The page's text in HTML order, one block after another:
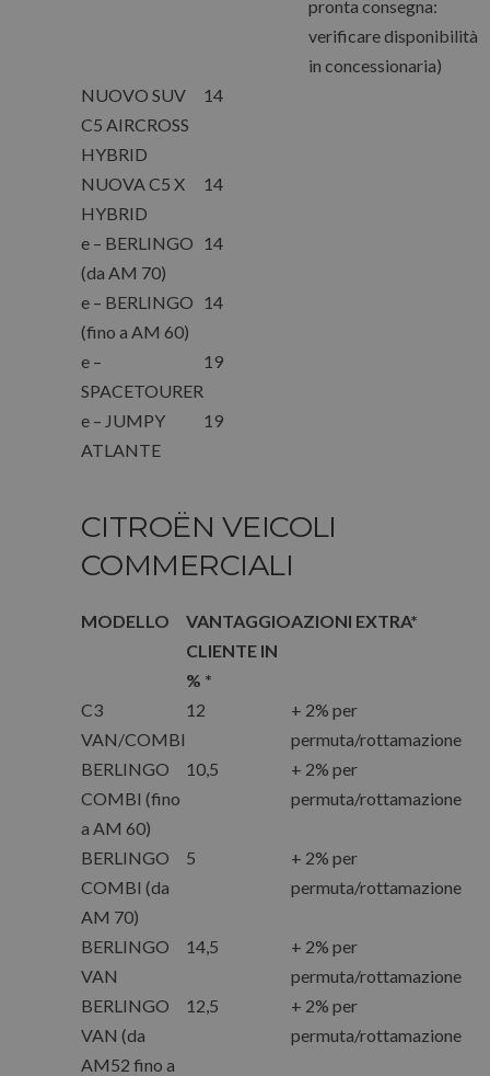
pronta consegna:
verificare disponibilità
in concessionaria)
NUOVO SUV
C5 AIRCROSS
HYBRID
14
NUOVA C5 X
HYBRID
14
e – BERLINGO
(da AM 70)
14
e – BERLINGO
(fino a AM 60)
14
e –
SPACETOURER
19
e – JUMPY
ATLANTE
19
CITROËN VEICOLI
COMMERCIALI
MODELLO
VANTAGGIO
CLIENTE IN
% *
AZIONI EXTRA*
C3
VAN/COMBI
12
+ 2% per
permuta/rottamazione
BERLINGO
COMBI (fino
a AM 60)
10,5
+ 2% per
permuta/rottamazione
BERLINGO
COMBI (da
AM 70)
5
+ 2% per
permuta/rottamazione
BERLINGO
VAN
14,5
+ 2% per
permuta/rottamazione
BERLINGO
VAN (da
AM52 fino a
12,5
+ 2% per
permuta/rottamazione